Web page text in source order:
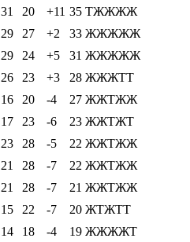
31 20 +11 35 ТЖЖЖЖ
29 27 +2 33 ЖЖЖЖЖ
29 24 +5 31 ЖЖЖЖЖ
26 23 +3 28 ЖЖЖТТ
16 20 -4 27 ЖЖТЖЖ
17 23 -6 23 ЖЖТЖТ
23 28 -5 22 ЖЖТЖЖ
21 28 -7 22 ЖЖТЖЖ
21 28 -7 21 ЖЖТЖЖ
15 22 -7 20 ЖТЖТТ
14 18 -4 19 ЖЖЖЖТ